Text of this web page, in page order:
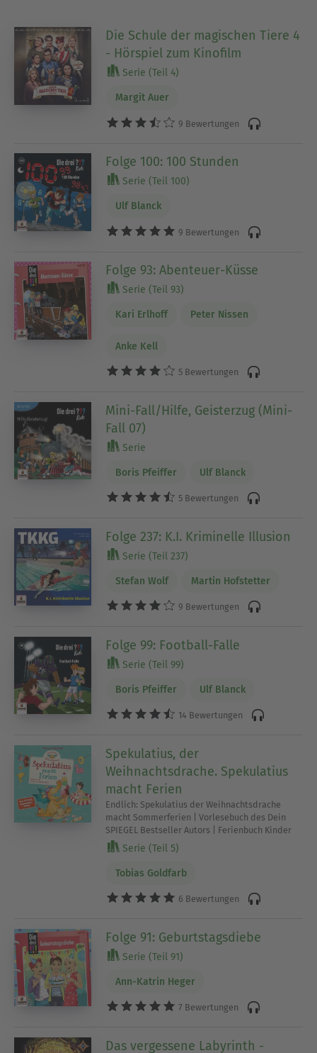
Die Schule der magischen Tiere 4
- Hörspiel zum Kinofilm
Serie (Teil 4)
Margit Auer
9 Bewertungen
Folge 100: 100 Stunden
Serie (Teil 100)
Ulf Blanck
9 Bewertungen
Folge 93: Abenteuer-Küsse
Serie (Teil 93)
Kari Erlhoff Peter Nissen
Anke Kell
5 Bewertungen
Mini-Fall/Hilfe, Geisterzug (Mini-
Fall 07)
Serie
Boris Pfeiffer Ulf Blanck
5 Bewertungen
Folge 237: K.I. Kriminelle Illusion
Serie (Teil 237)
Stefan Wolf Martin Hofstetter
9 Bewertungen
Folge 99: Football-Falle
Serie (Teil 99)
Boris Pfeiffer Ulf Blanck
14 Bewertungen
Spekulatius, der
Weihnachtsdrache. Spekulatius
macht Ferien
Endlich: Spekulatius der Weihnachtsdrache
macht Sommerferien | Vorlesebuch des Dein
SPIEGEL Bestseller Autors | Ferienbuch Kinder
Serie (Teil 5)
Tobias Goldfarb
6 Bewertungen
Folge 91: Geburtstagsdiebe
Serie (Teil 91)
Ann-Katrin Heger
7 Bewertungen
Das vergessene Labyrinth -